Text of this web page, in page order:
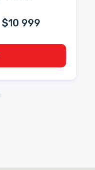
$10 999